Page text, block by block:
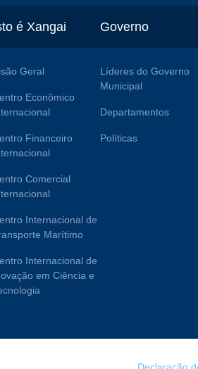
é Xangai
Geral
Econômico
Financeiro
Comercial
Internacional de
Marítimo
Internacional de
em Ciência e
Governo
Líderes do Governo
Municipal
Departamentos
Políticas